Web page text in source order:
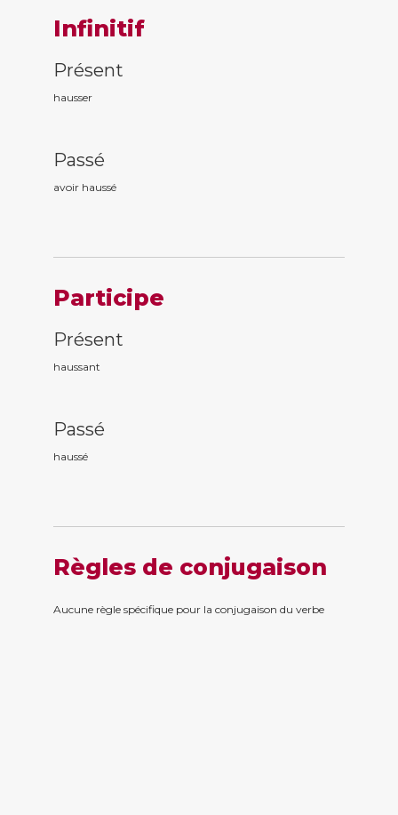
Infinitif
Présent
hausser
Passé
avoir haussé
Participe
Présent
haussant
Passé
haussé
Règles de conjugaison
Aucune règle spécifique pour la conjugaison du verbe